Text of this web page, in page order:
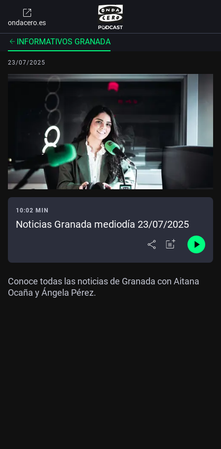
ondacero.es
INFORMATIVOS GRANADA
23/07/2025
10:02 MIN
Noticias Granada mediodía 23/07/2025
Conoce todas las noticias de Granada con Aitana
Ocaña y Ángela Pérez.